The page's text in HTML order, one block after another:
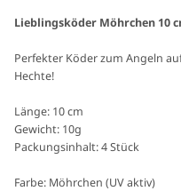
Lieblingsköder Möhrchen 10
Perfekter Köder zum Angeln
Hechte!
Länge: 10 cm
Gewicht: 10g
Packungsinhalt: 4 Stück
Farbe: Möhrchen (UV aktiv)